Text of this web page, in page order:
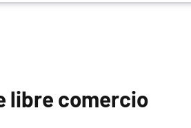
libre comercio